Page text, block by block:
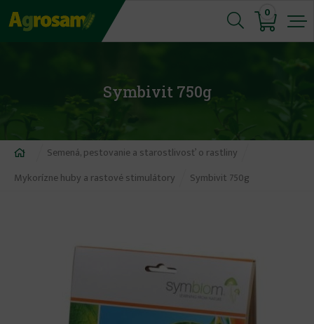
Jump
to
0
Symbivit 750g
Nachádzate
sa
Semená, pestovanie a starostlivosť o rastliny
Mykorízne huby a rastové stimulátory
Symbivit 750g